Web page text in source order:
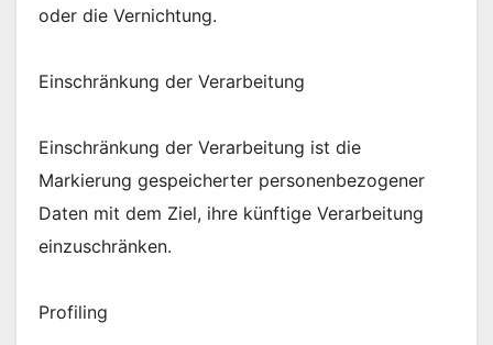
oder die Vernichtung.
Einschränkung der Verarbeitung
Einschränkung der Verarbeitung ist die
Markierung gespeicherter personenbezogener
Daten mit dem Ziel, ihre künftige Verarbeitung
einzuschränken.
Profiling